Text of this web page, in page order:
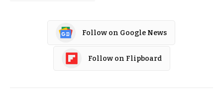
Follow on Google News
Follow on Flipboard